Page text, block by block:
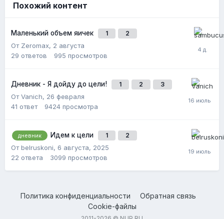
Похожий контент
Маленький объем яичек 1 2
От Zeromax, 2 августа
29 ответов 995 просмотров
Дневник - Я дойду до цели! 1 2 3
От Vanich, 26 февраля
41 ответ 9424 просмотра
дневник Идем к цели 1 2
От belruskoni, 6 августа, 2025
22 ответа 3099 просмотров
Политика конфиденциальности
Обратная связь
Cookie-файлы